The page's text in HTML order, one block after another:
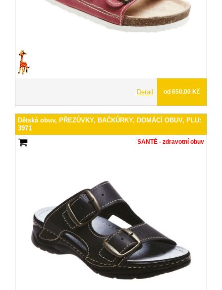
Detail od 650.00 Kč
Dětská obuv, PŘEZŮVKY, BAČKŮRKY, DOMÁCÍ OBUV, PLU:
3971
SANTÉ - zdravotní obuv